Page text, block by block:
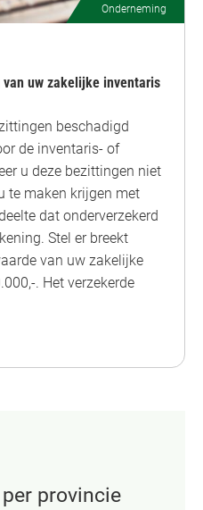
Onderneming
uw zakelijke inventaris
beschadigd
de inventaris- of
u deze bezittingen niet
te maken krijgen met
dat onderverzekerd
Stel er breekt
van uw zakelijke
. Het verzekerde
provincie